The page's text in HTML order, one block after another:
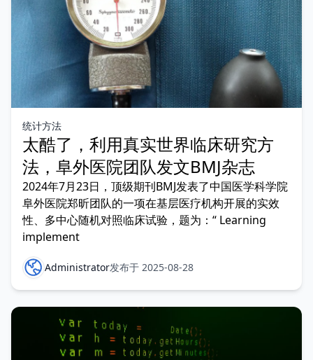
统计方法
太酷了，利用真实世界临床研究方
法，阜外医院团队发文BMJ杂志
2024年7月23日，顶级期刊BMJ发表了中国医学科学院
阜外医院郑昕团队的一项在基层医疗机构开展的实效
性、多中心随机对照临床试验，题为：“ Learning
implement
Administrator发布于 2025-08-28